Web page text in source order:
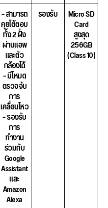
– สามารถ
คุยโต้ตอบ
ทั้ง 2 ฝั่ง
ผ่านแอพ
และตัว
กล้องได้
– มีโหมด
ตรวจจับ
การ
เคลื่อนไหว
– รองรับ
การ
ทำงาน
ร่วมกับ
Google
Assistant
และ
Amazon
Alexa
รองรับ Micro SD
Card
สูงสุด
256GB
(Class 10)